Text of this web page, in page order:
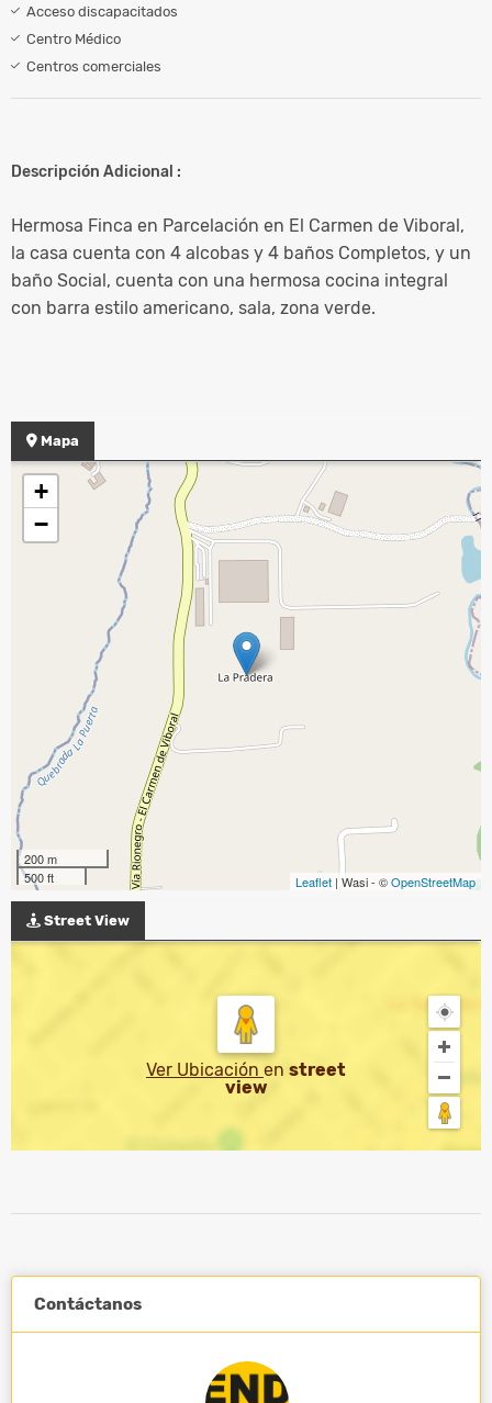
Acceso discapacitados
Centro Médico
Centros comerciales
Descripción Adicional :
Hermosa Finca en Parcelación en El Carmen de Viboral,
la casa cuenta con 4 alcobas y 4 baños Completos, y un
baño Social, cuenta con una hermosa cocina integral
con barra estilo americano, sala, zona verde.
Mapa
+
−
200 m
500 ft
Leaflet | Wasi - ©OpenStreetMap
Street View
Ver Ubicación en street
view
Contáctanos